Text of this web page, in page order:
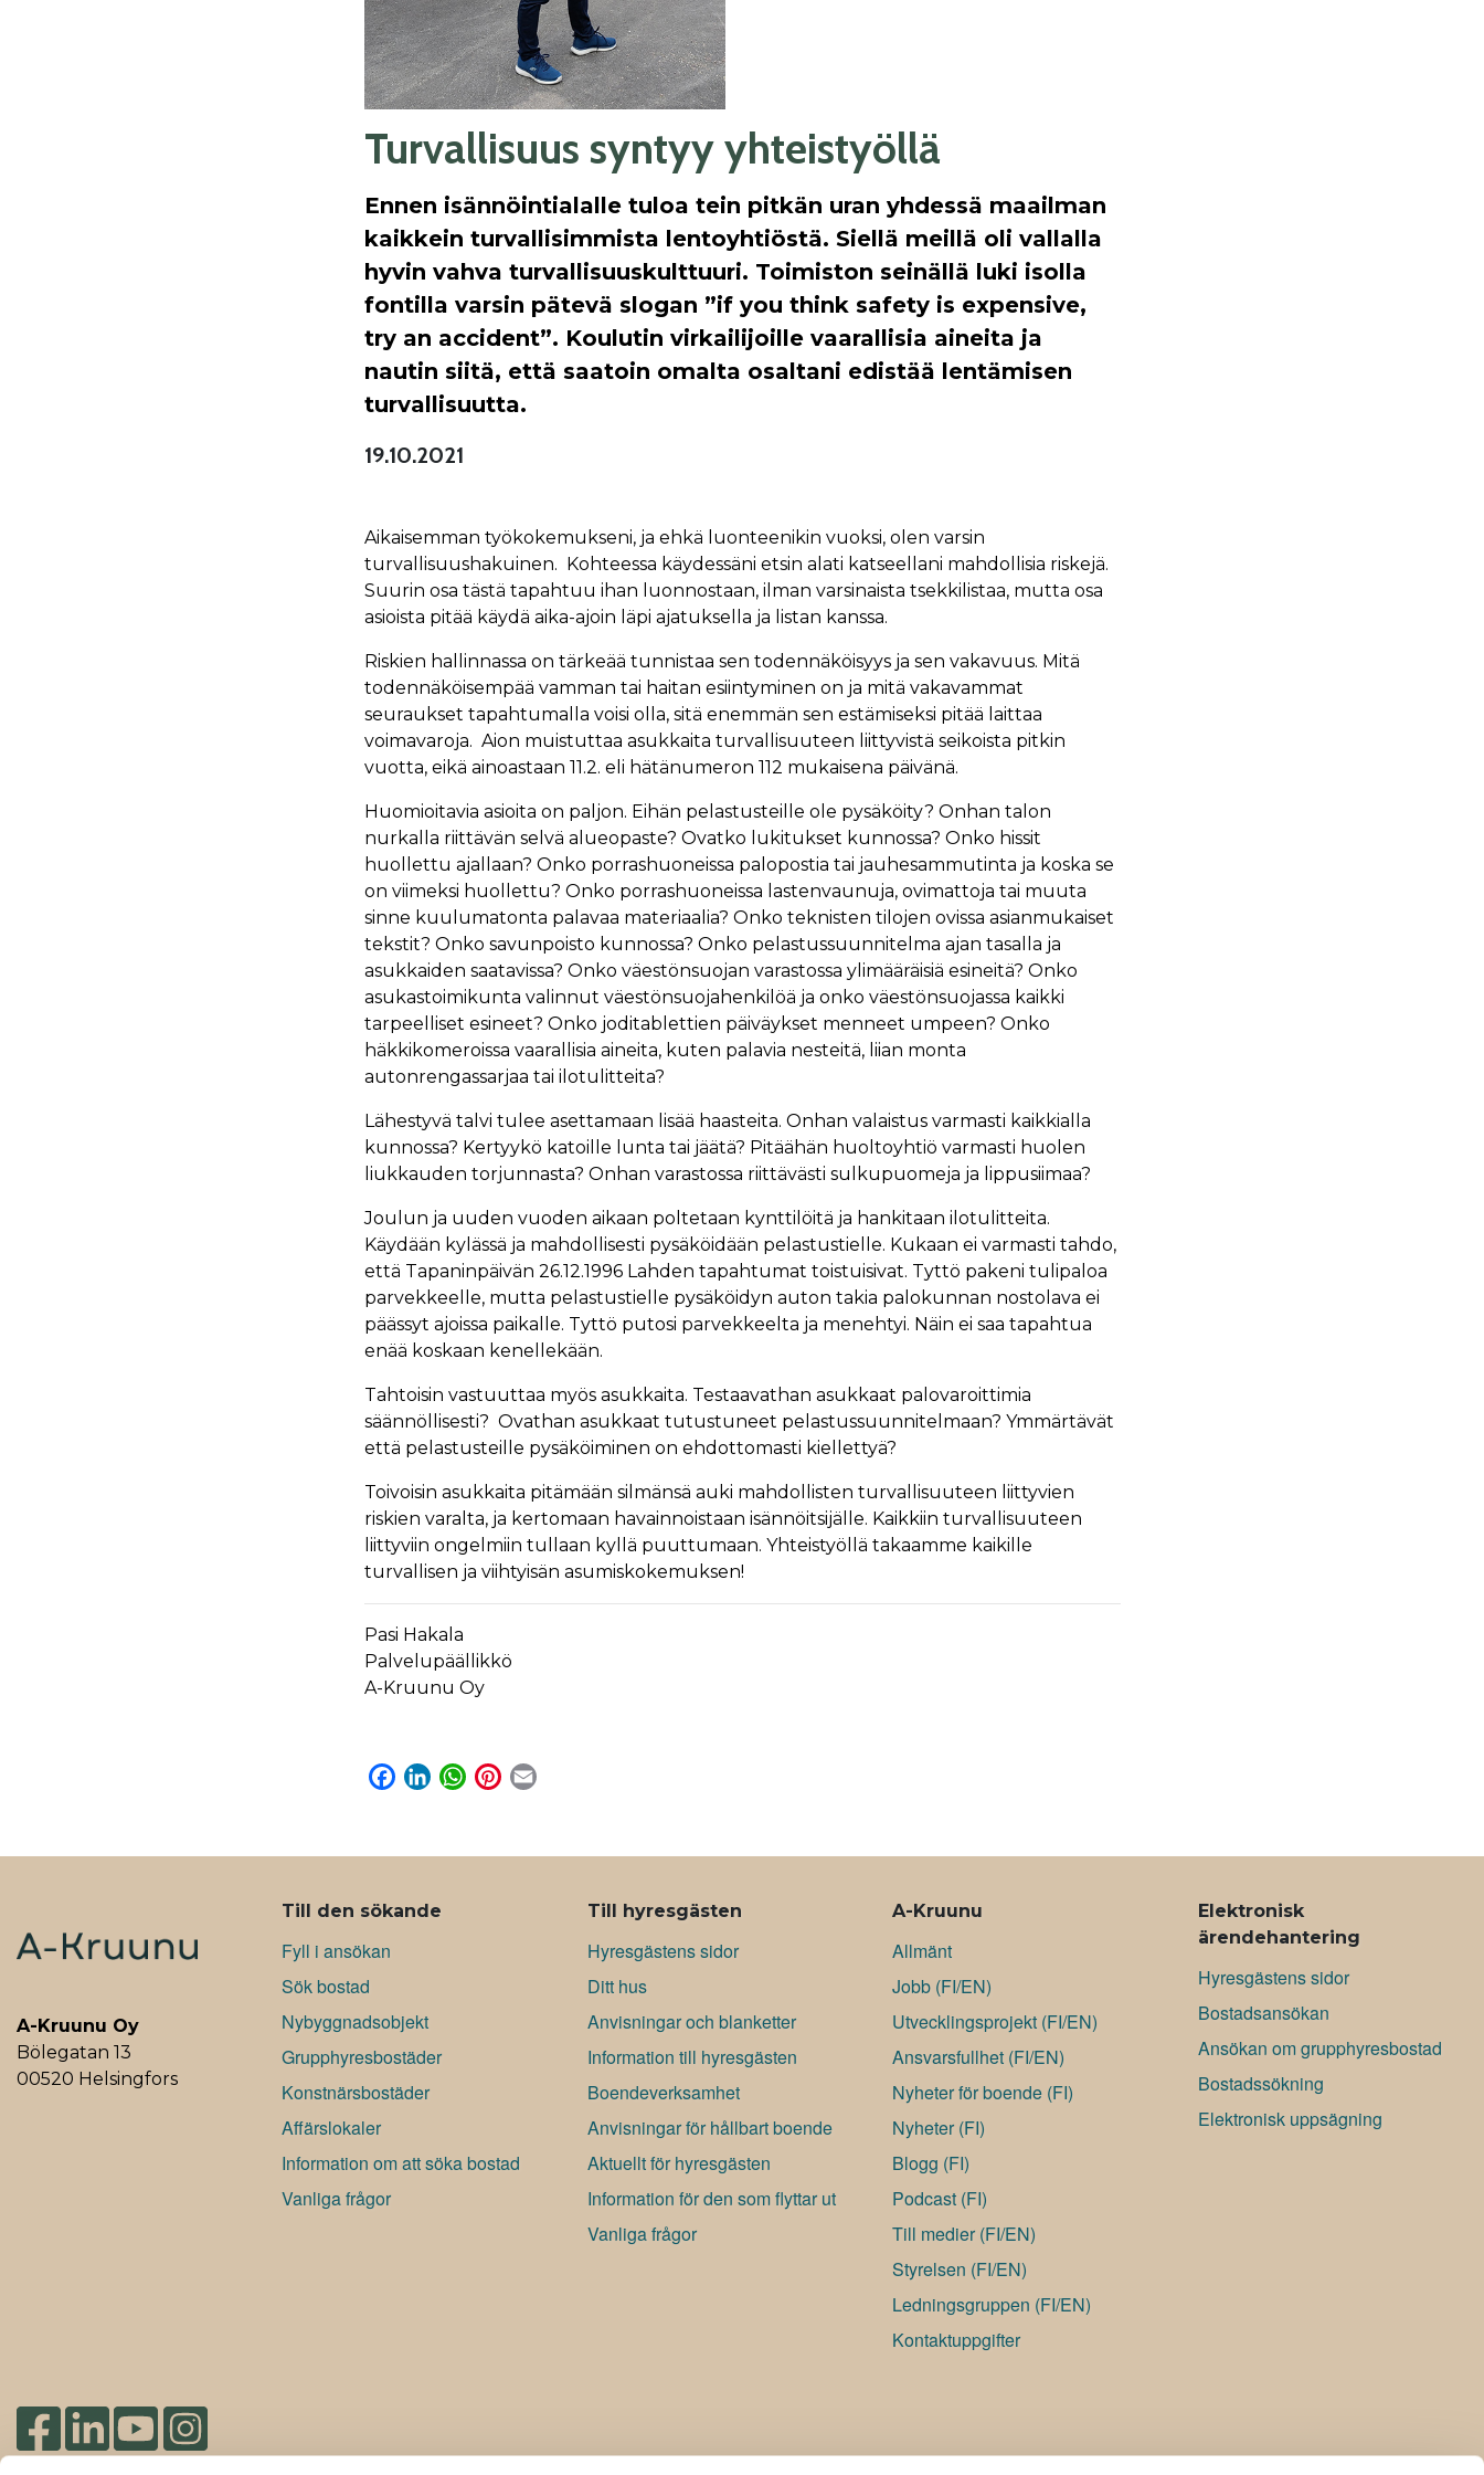
Turvallisuus syntyy yhteistyöllä
Ennen isännöintialalle tuloa tein pitkän uran yhdessä maailman
kaikkein turvallisimmista lentoyhtiöstä. Siellä meillä oli vallalla
hyvin vahva turvallisuuskulttuuri. Toimiston seinällä luki isolla
fontilla varsin pätevä slogan ”if you think safety is expensive,
try an accident”. Koulutin virkailijoille vaarallisia aineita ja
nautin siitä, että saatoin omalta osaltani edistää lentämisen
turvallisuutta.
19.10.2021
Aikaisemman työkokemukseni, ja ehkä luonteenikin vuoksi, olen varsin
turvallisuushakuinen. Kohteessa käydessäni etsin alati katseellani mahdollisia riskejä.
Suurin osa tästä tapahtuu ihan luonnostaan, ilman varsinaista tsekkilistaa, mutta osa
asioista pitää käydä aika-ajoin läpi ajatuksella ja listan kanssa.
Riskien hallinnassa on tärkeää tunnistaa sen todennäköisyys ja sen vakavuus. Mitä
todennäköisempää vamman tai haitan esiintyminen on ja mitä vakavammat
seuraukset tapahtumalla voisi olla, sitä enemmän sen estämiseksi pitää laittaa
voimavaroja. Aion muistuttaa asukkaita turvallisuuteen liittyvistä seikoista pitkin
vuotta, eikä ainoastaan 11.2. eli hätänumeron 112 mukaisena päivänä.
Huomioitavia asioita on paljon. Eihän pelastusteille ole pysäköity? Onhan talon
nurkalla riittävän selvä alueopaste? Ovatko lukitukset kunnossa? Onko hissit
huollettu ajallaan? Onko porrashuoneissa palopostia tai jauhesammutinta ja koska se
on viimeksi huollettu? Onko porrashuoneissa lastenvaunuja, ovimattoja tai muuta
sinne kuulumatonta palavaa materiaalia? Onko teknisten tilojen ovissa asianmukaiset
tekstit? Onko savunpoisto kunnossa? Onko pelastussuunnitelma ajan tasalla ja
asukkaiden saatavissa? Onko väestönsuojan varastossa ylimääräisiä esineitä? Onko
asukastoimikunta valinnut väestönsuojahenkilöä ja onko väestönsuojassa kaikki
tarpeelliset esineet? Onko joditablettien päiväykset menneet umpeen? Onko
häkkikomeroissa vaarallisia aineita, kuten palavia nesteitä, liian monta
autonrengassarjaa tai ilotulitteita?
Lähestyvä talvi tulee asettamaan lisää haasteita. Onhan valaistus varmasti kaikkialla
kunnossa? Kertyykö katoille lunta tai jäätä? Pitäähän huoltoyhtiö varmasti huolen
liukkauden torjunnasta? Onhan varastossa riittävästi sulkupuomeja ja lippusiimaa?
Joulun ja uuden vuoden aikaan poltetaan kynttilöitä ja hankitaan ilotulitteita.
Käydään kylässä ja mahdollisesti pysäköidään pelastustielle. Kukaan ei varmasti tahdo,
että Tapaninpäivän 26.12.1996 Lahden tapahtumat toistuisivat. Tyttö pakeni tulipaloa
parvekkeelle, mutta pelastustielle pysäköidyn auton takia palokunnan nostolava ei
päässyt ajoissa paikalle. Tyttö putosi parvekkeelta ja menehtyi. Näin ei saa tapahtua
enää koskaan kenellekään.
Tahtoisin vastuuttaa myös asukkaita. Testaavathan asukkaat palovaroittimia
säännöllisesti? Ovathan asukkaat tutustuneet pelastussuunnitelmaan? Ymmärtävät
että pelastusteille pysäköiminen on ehdottomasti kiellettyä?
Toivoisin asukkaita pitämään silmänsä auki mahdollisten turvallisuuteen liittyvien
riskien varalta, ja kertomaan havainnoistaan isännöitsijälle. Kaikkiin turvallisuuteen
liittyviin ongelmiin tullaan kyllä puuttumaan. Yhteistyöllä takaamme kaikille
turvallisen ja viihtyisän asumiskokemuksen!
Pasi Hakala
Palvelupäällikkö
A-Kruunu Oy
F
e
o
L
k
d
W
t
P
t
E
i
A-Kruunu Oy
Bölegatan 13
00520 Helsingfors
ALAVALIKKO
Till den sökande
Fyll i ansökan
Sök bostad
Nybyggnadsobjekt
Grupphyresbostäder
Konstnärsbostäder
Affärslokaler
Information om att söka bostad
Vanliga frågor
Till hyresgästen
Hyresgästens sidor
Ditt hus
Anvisningar och blanketter
Information till hyresgästen
Boendeverksamhet
Anvisningar för hållbart boende
Aktuellt för hyresgästen
Information för den som flyttar ut
Vanliga frågor
A-Kruunu
Allmänt
Jobb (FI/EN)
Utvecklingsprojekt (FI/EN)
Ansvarsfullhet (FI/EN)
Nyheter för boende (FI)
Nyheter (FI)
Blogg (FI)
Podcast (FI)
Till medier (FI/EN)
Styrelsen (FI/EN)
Ledningsgruppen (FI/EN)
Kontaktuppgifter
Elektronisk
ärendehantering
Hyresgästens sidor
Bostadsansökan
Ansökan om grupphyresbostad
Bostadssökning
Elektronisk uppsägning